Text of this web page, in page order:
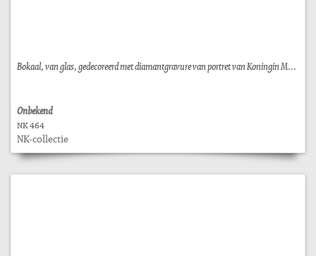
Bokaal, van glas, gedecoreerd met diamantgravure van portret van Koningin M...
Onbekend
NK 464
NK-collectie